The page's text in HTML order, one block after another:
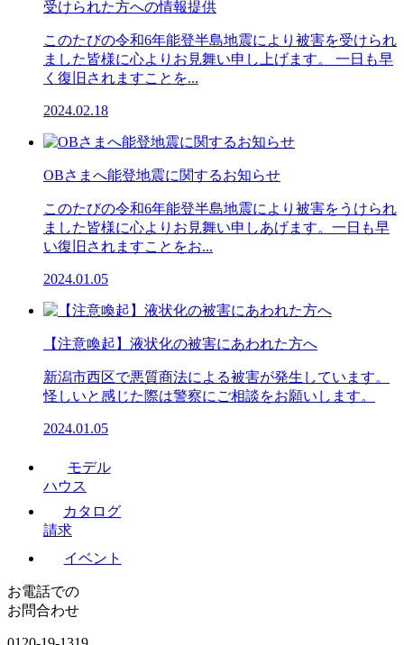
受けられた方への情報提供
このたびの令和6年能登半島地震により被害を受けられ
ました皆様に心よりお見舞い申し上げます。 一日も早
く復旧されますことを...
2024.02.18
OBさまへ能登地震に関するお知らせ
このたびの令和6年能登半島地震により被害をうけられ
ました皆様に心よりお見舞い申しあげます。一日も早
い復旧されますことをお...
2024.01.05
【注意喚起】液状化の被害にあわれた方へ
新潟市西区で悪質商法による被害が発生しています。
怪しいと感じた際は警察にご相談をお願いします。
2024.01.05
モデル
ハウス
カタログ
請求
イベント
お電話での
お問合わせ